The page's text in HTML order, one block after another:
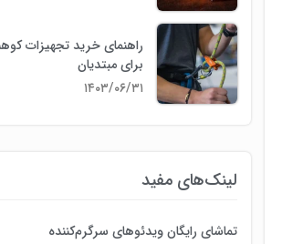
راهنمای خرید تجهیزات
برای مبتدیان
۱۴۰۳/۰۶/۳۱
لینک‌های مفید
تماشای رایگان ویدئوهای سرگرم‌کننده